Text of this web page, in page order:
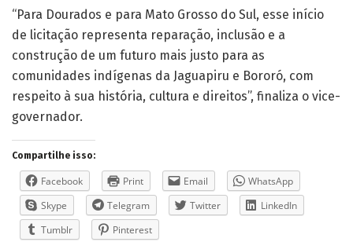
“Para Dourados e para Mato Grosso do Sul, esse início
de licitação representa reparação, inclusão e a
construção de um futuro mais justo para as
comunidades indígenas da Jaguapiru e Bororó, com
respeito à sua história, cultura e direitos”, finaliza o vice-
governador.
Compartilhe isso:
Facebook Print Email
WhatsApp
Skype
Telegram Twitter
LinkedIn
Tumblr
Pinterest